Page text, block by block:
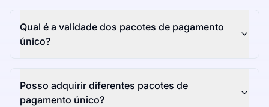
Qual é a validade dos pacotes de pagamento
único?
Posso adquirir diferentes pacotes de
pagamento único?